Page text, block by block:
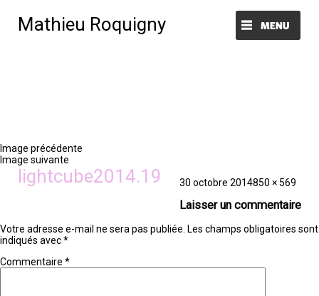
Mathieu Roquigny
Menu et widgets
Image précédente
Image suivante
lightcube2014.19
Publié
30 octobre 2014Taille
850 × 569
Laisser un commentaire
Votre adresse e-mail ne sera pas publiée. Les champs obligatoires sont
indiqués avec*
Commentaire *